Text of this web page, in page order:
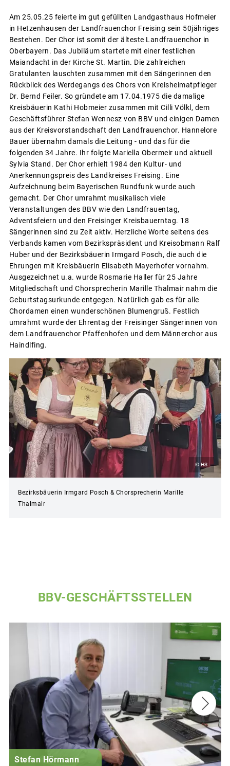
Am 25.05.25 feierte im gut gefüllten Landgasthaus Hofmeier
in Hetzenhausen der Landfrauenchor Freising sein 50jähriges
Bestehen. Der Chor ist somit der älteste Landfrauenchor in
Oberbayern. Das Jubiläum startete mit einer festlichen
Maiandacht in der Kirche St. Martin. Die zahlreichen
Gratulanten lauschten zusammen mit den Sängerinnen den
Rückblick des Werdegangs des Chors von Kreisheimatpfleger
Dr. Bernd Feiler. So gründete am 17.04.1975 die damalige
Kreisbäuerin Kathi Hobmeier zusammen mit Cilli Völkl, dem
Geschäftsführer Stefan Wennesz von BBV und einigen Damen
aus der Kreisvorstandschaft den Landfrauenchor. Hannelore
Bauer übernahm damals die Leitung - und das für die
folgenden 34 Jahre. Ihr folgte Mariella Obermeir und aktuell
Sylvia Stand. Der Chor erhielt 1984 den Kultur- und
Anerkennungspreis des Landkreises Freising. Eine
Aufzeichnung beim Bayerischen Rundfunk wurde auch
gemacht. Der Chor umrahmt musikalisch viele
Veranstaltungen des BBV wie den Landfrauentag,
Adventsfeiern und den Freisinger Kreisbauerntag. 18
Sängerinnen sind zu Zeit aktiv. Herzliche Worte seitens des
Verbands kamen vom Bezirkspräsident und Kreisobmann Ralf
Huber und der Bezirksbäuerin Irmgard Posch, die auch die
Ehrungen mit Kreisbäuerin Elisabeth Mayerhofer vornahm.
Ausgezeichnet u.a. wurde Rosmarie Haller für 25 Jahre
Mitgliedschaft und Chorsprecherin Marille Thalmair nahm die
Geburtstagsurkunde entgegen. Natürlich gab es für alle
Chordamen einen wunderschönen Blumengruß. Festlich
umrahmt wurde der Ehrentag der Freisinger Sängerinnen von
dem Landfrauenchor Pfaffenhofen und dem Männerchor aus
Haindlfing.
© HS
Bezirksbäuerin Irmgard Posch & Chorsprecherin Marille
Thalmair
BBV-GESCHÄFTSSTELLEN
Stefan Hörmann